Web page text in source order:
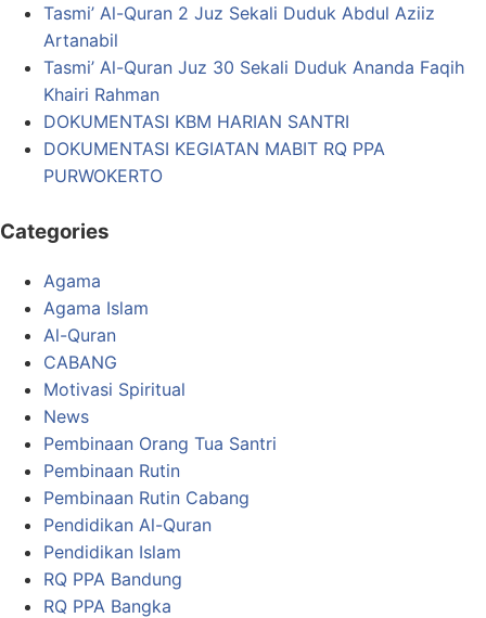
Tasmi’ Al-Quran 2 Juz Sekali Duduk Abdul Aziiz
Artanabil
Tasmi’ Al-Quran Juz 30 Sekali Duduk Ananda Faqih
Khairi Rahman
DOKUMENTASI KBM HARIAN SANTRI
DOKUMENTASI KEGIATAN MABIT RQ PPA
PURWOKERTO
Categories
Agama
Agama Islam
Al-Quran
CABANG
Motivasi Spiritual
News
Pembinaan Orang Tua Santri
Pembinaan Rutin
Pembinaan Rutin Cabang
Pendidikan Al-Quran
Pendidikan Islam
RQ PPA Bandung
RQ PPA Bangka